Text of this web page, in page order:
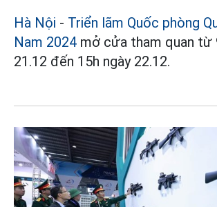
Hà Nội - Triển lãm Quốc phòng
Nam 2024 mở cửa tham quan từ
21.12 đến 15h ngày 22.12.